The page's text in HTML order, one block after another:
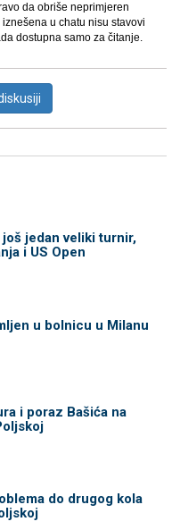
da obriše neprimjeren
u chatu nisu stavovi
dostupna samo za čitanje.
jedan veliki turnir,
i US Open
u bolnicu u Milanu
i poraz Bašića na
do drugog kola